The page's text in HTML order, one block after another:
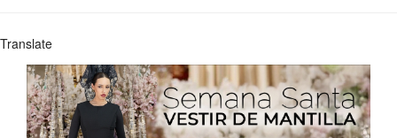
Translate